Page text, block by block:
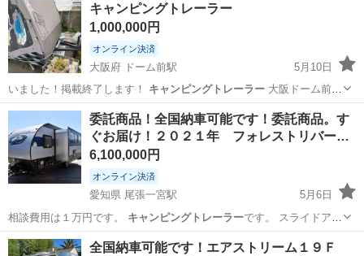
キャンピングトレーラー
1,000,000円
オンライン決済
大阪府 ドーム前駅
5月10日
いました！掲載終了します！ キャンピングトレーラー大阪ドーム前ま
で 取りに来れ…
大阪 大阪市 ドーム前駅 その他
キャンピングトレーラー
委託商品！全国納車可能です！委託商品。す
ぐお届け！２０２１年 フォレストリバー…
6,100,000円
オンライン決済
愛知県 尾張一宮駅
5月6日
相談費用は１万円です。 キャンピングトレーラーです。 スライドアウ
ト。綺麗…
愛知 一宮市 尾張一宮駅 その他 チェロキー
全国納車可能です！エアストリーム１９Ｆ